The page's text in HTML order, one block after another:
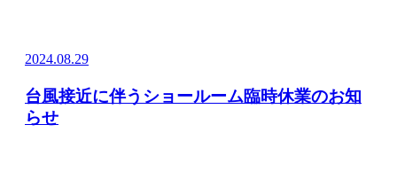
2024.08.29
台風接近に伴うショールーム臨時休業のお知
らせ